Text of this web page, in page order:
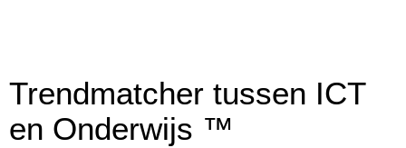
Trendmatcher tussen ICT
en Onderwijs ™